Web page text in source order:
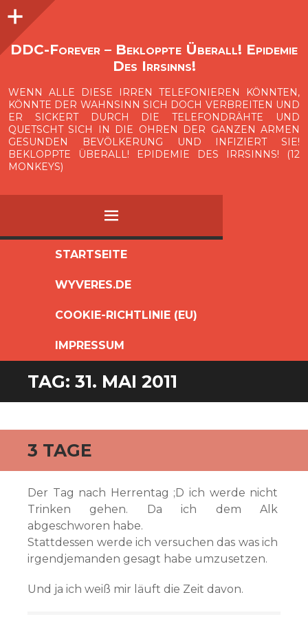
O
p
e
n
i
d
e
b
a
DDC-Forever – Bekloppte Überall! Epidemie
Des Irrsinns!
WENN ALLE DIESE IRREN TELEFONIEREN KÖNNTEN,
KÖNNTE DER WAHNSINN SICH DOCH VERBREITEN UND
ER SICKERT DURCH DIE TELEFONDRÄHTE UND
QUETSCHT SICH IN DIE OHREN DER GANZEN ARMEN
GESUNDEN BEVÖLKERUNG UND INFIZIERT SIE!
BEKLOPPTE ÜBERALL! EPIDEMIE DES IRRSINNS! (12
MONKEYS)
MENÜ
SPRINGEN
STARTSEITE
WYVERES.DE
COOKIE-RICHTLINIE (EU)
IMPRESSUM
Seitenleiste
TAG: 31. MAI 2011
3 TAGE
Der Tag nach Herrentag ;D ich werde nicht
Trinken gehen. Da ich dem Alk
abgeschworen habe.
Stattdessen werde ich versuchen das was ich
irgendjemanden gesagt habe umzusetzen.
Und ja ich weiß mir läuft die Zeit davon.